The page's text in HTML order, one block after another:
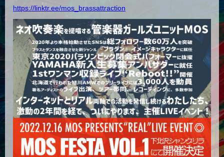
https://linktr.ee/mos_brassattraction